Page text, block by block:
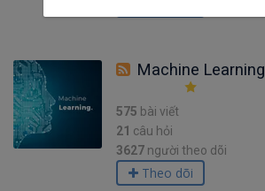
Machine Learning
575 bài viết
21 câu hỏi
3627 người theo dõi
Theo dõi